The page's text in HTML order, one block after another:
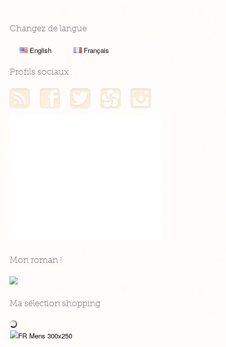
Changez de langue
English Français
Profils sociaux
Mon flux RSSMon profil Facebook
Mon profil TwitterMon profil Hellocoton
Mon roman !
Ma sélection shopping